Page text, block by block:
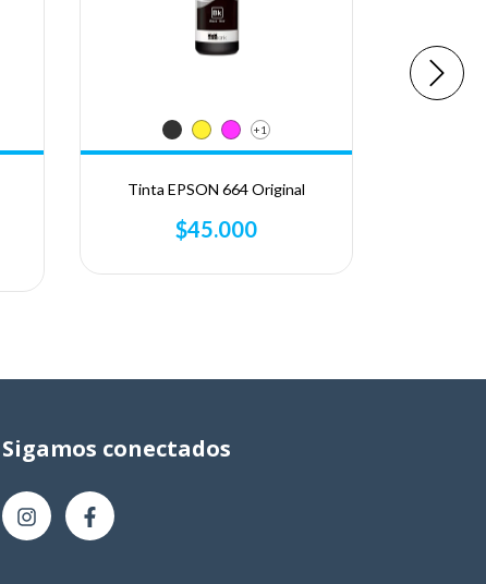
+1
Tinta EPSON 664 Original
$45.000
Sigamos conectados